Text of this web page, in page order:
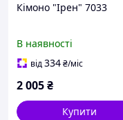
Кімоно "Ірен" 7033
В наявності
від334₴/міс
2 005₴
Купити